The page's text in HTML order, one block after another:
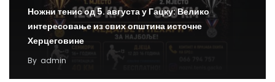
Ножни тенис од 5. августа у Гацку: Велико
интересовање из свих општина источне
Херцеговине
By admin